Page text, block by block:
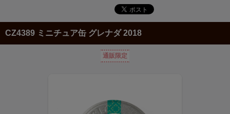
CZ4389 ミニチュア缶 グレナダ 2018
通販限定